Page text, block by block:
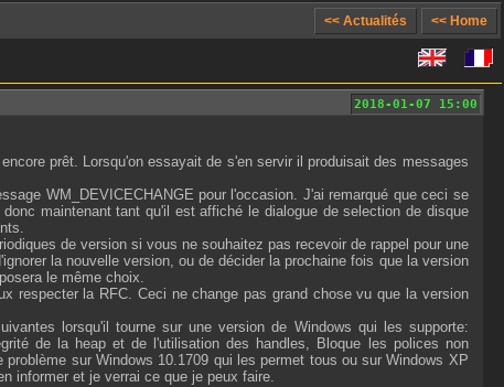
<< Actualités << Home
2018-01-07 15:00
prêt. Lorsqu'on essayait de s'en servir il produisait des messages
WM_DEVICECHANGE pour l'occasion. J'ai remarqué que ceci se
maintenant tant qu'il est affiché le dialogue de selection de disque
de version si vous ne souhaitez pas recevoir de rappel pour une
la nouvelle version, ou de décider la prochaine fois que la version
le même choix.
respecter la RFC. Ceci ne change pas grand chose vu que la version
lorsqu'il tourne sur une version de Windows qui les supporte:
de la heap et de l'utilisation des handles, Bloque les polices non
sur Windows 10.1709 qui les permet tous ou sur Windows XP
informer et je verrai ce que je peux faire.